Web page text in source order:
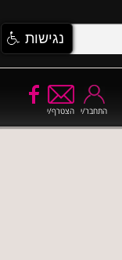
הצטרף/י התחבר/י
נגישות